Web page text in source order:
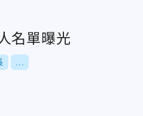
名單曝光